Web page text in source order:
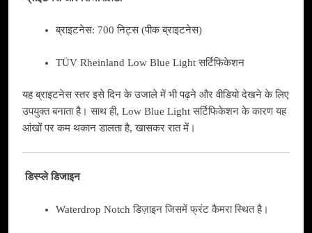
ब्राइटनेस: 700 निट्स (पीक ब्राइटनेस)
TÜV Rheinland Low Blue Light सर्टिफिकेशन
यह ब्राइटनेस स्तर इसे दिन के उजाले में भी पढ़ने और वीडियो देखने के लिए
उपयुक्त बनाता है। साथ ही, Low Blue Light सर्टिफिकेशन के कारण यह
आंखों पर कम थकान डालता है, खासकर रात में।
डिस्प्ले डिजाइन
Waterdrop Notch डिज़ाइन जिसमें फ्रंट कैमरा स्थित है।